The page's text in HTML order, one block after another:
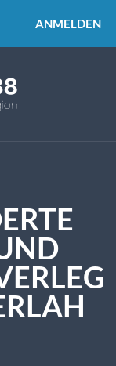
ANMELDEN